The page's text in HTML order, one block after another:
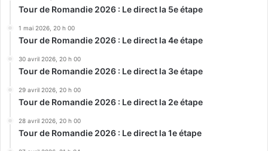
Tour de Romandie 2026 : Le direct la 5e étape
1 mai 2026, 20 h 00
Tour de Romandie 2026 : Le direct la 4e étape
30 avril 2026, 20 h 00
Tour de Romandie 2026 : Le direct la 3e étape
29 avril 2026, 20 h 00
Tour de Romandie 2026 : Le direct la 2e étape
28 avril 2026, 20 h 00
Tour de Romandie 2026 : Le direct la 1e étape